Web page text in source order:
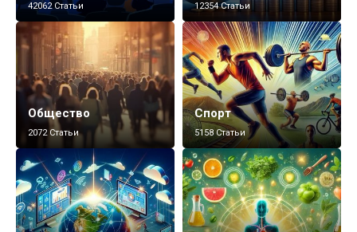
42062 Статьи 12354 Статьи
Общество
2072 Статьи
Спорт
5158 Статьи